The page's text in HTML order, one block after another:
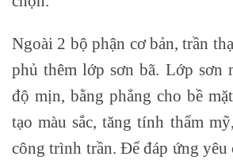
Ngoài 2 bộ phận cơ bản, trần
phủ thêm lớp sơn bã. Lớp sơn
độ mịn, bằng phẳng cho bề
tạo màu sắc, tăng tính thẩm
công trình trần. Để đáp ứng yêu